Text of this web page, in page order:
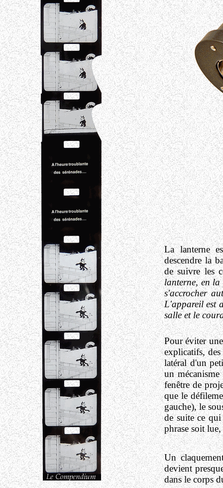
La lanterne
descendre la
de suivre les
lanterne, en la
s'accrocher
L'appareil est
salle et le
Pour éviter
explicatifs,
latéral d'un
un
fenêtre de
que le
gauche), le
de suite ce qui
phrase soit
Un
devient
dans le corps